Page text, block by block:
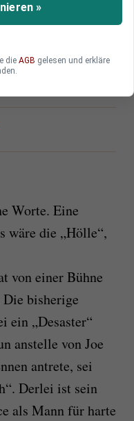
holprigen Start hin
Trumps. Das hat
Worte. Eine
wäre die „Hölle“,
von einer Bühne
bisherige
ein „Desaster“
anstelle von Joe
antrete, sei
Derlei ist sein
als Mann für harte
»
die AGB gelesen und erkläre